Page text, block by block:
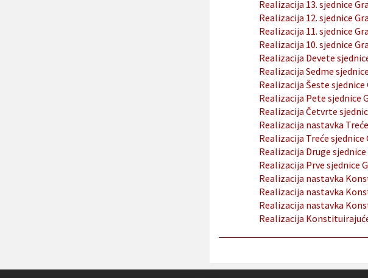
Realizacija 13. sjednice
Realizacija 12. sjednice
Realizacija 11. sjednice
Realizacija 10. sjednice
Realizacija Devete
Realizacija Sedme
Realizacija Šeste sjednice
Realizacija Pete sjednice
Realizacija Četvrte
Realizacija nastavka
Realizacija Treće sjednice
Realizacija Druge
Realizacija Prve sjednice
Realizacija nastavka
Realizacija nastavka
Realizacija nastavka
Realizacija